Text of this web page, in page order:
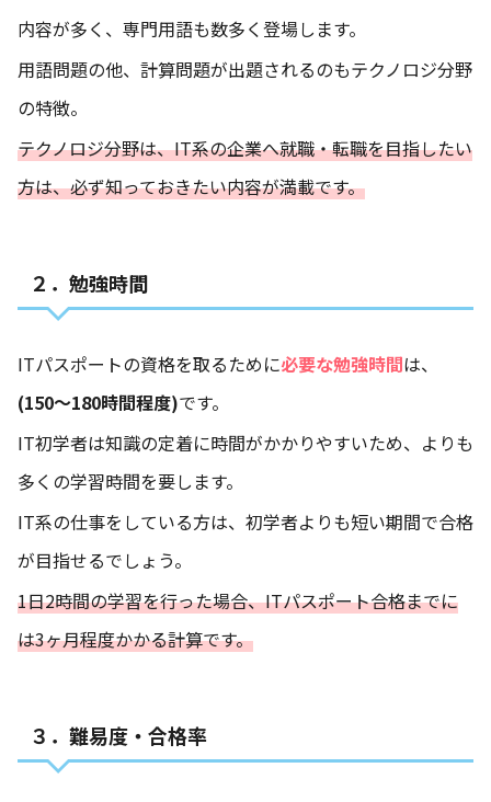
内容が多く、専門用語も数多く登場します。
用語問題の他、計算問題が出題されるのもテクノロジ分野
の特徴。
テクノロジ分野は、IT系の企業へ就職・転職を目指したい
方は、必ず知っておきたい内容が満載です。
２．勉強時間
ITパスポートの資格を取るために必要な勉強時間は、
(150〜180時間程度)です。
IT初学者は知識の定着に時間がかかりやすいため、よりも
多くの学習時間を要します。
IT系の仕事をしている方は、初学者よりも短い期間で合格
が目指せるでしょう。
1日2時間の学習を行った場合、ITパスポート合格までに
は3ヶ月程度かかる計算です。
３．難易度・合格率